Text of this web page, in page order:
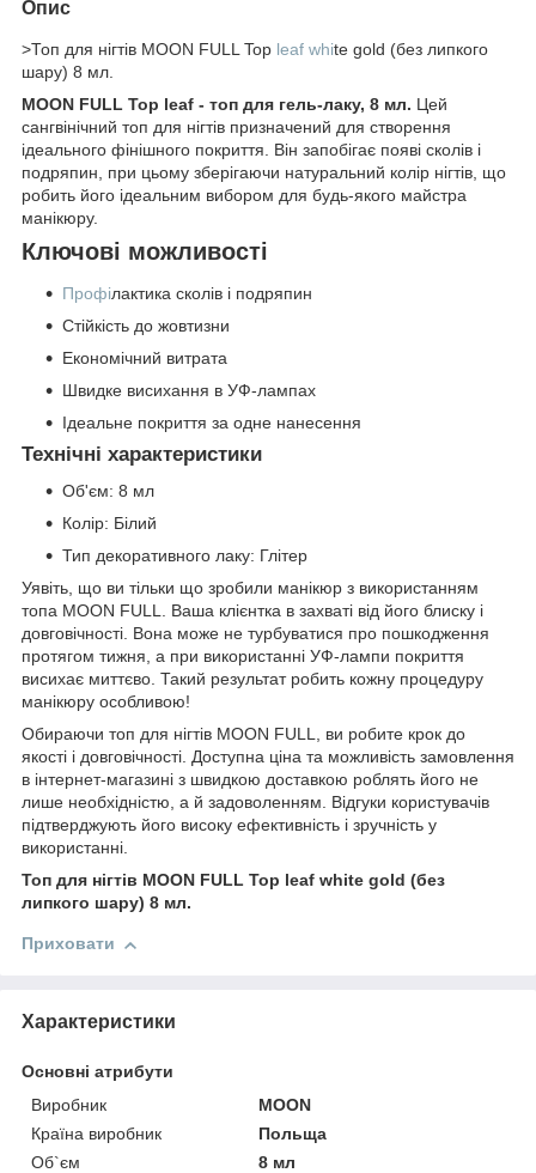
Опис
>Топ для нігтів MOON FULL Top leaf white gold (без липкого
шару) 8 мл.
MOON FULL Top leaf - топ для гель-лаку, 8 мл. Цей
сангвінічний топ для нігтів призначений для створення
ідеального фінішного покриття. Він запобігає появі сколів і
подряпин, при цьому зберігаючи натуральний колір нігтів, що
робить його ідеальним вибором для будь-якого майстра
манікюру.
Ключові можливості
Профілактика сколів і подряпин
Стійкість до жовтизни
Економічний витрата
Швидке висихання в УФ-лампах
Ідеальне покриття за одне нанесення
Технічні характеристики
Об'єм: 8 мл
Колір: Білий
Тип декоративного лаку: Глітер
Уявіть, що ви тільки що зробили манікюр з використанням
топа MOON FULL. Ваша клієнтка в захваті від його блиску і
довговічності. Вона може не турбуватися про пошкодження
протягом тижня, а при використанні УФ-лампи покриття
висихає миттєво. Такий результат робить кожну процедуру
манікюру особливою!
Обираючи топ для нігтів MOON FULL, ви робите крок до
якості і довговічності. Доступна ціна та можливість замовлення
в інтернет-магазині з швидкою доставкою роблять його не
лише необхідністю, а й задоволенням. Відгуки користувачів
підтверджують його високу ефективність і зручність у
використанні.
Топ для нігтів MOON FULL Top leaf white gold (без
липкого шару) 8 мл.
Приховати
Характеристики
Основні атрибути
Виробник
MOON
Країна виробник
Польща
Об`єм
8 мл